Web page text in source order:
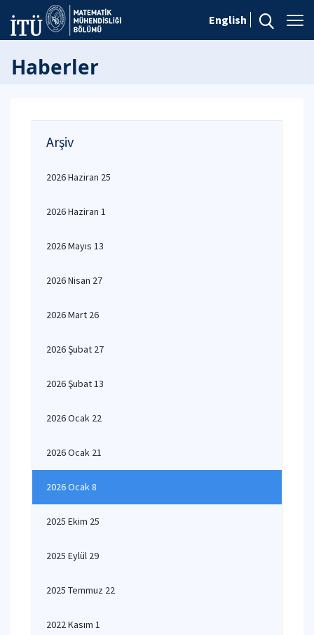
English
Haberler
Arşiv
2026 Haziran 25
2026 Haziran 1
2026 Mayıs 13
2026 Nisan 27
2026 Mart 26
2026 Şubat 27
2026 Şubat 13
2026 Ocak 22
2026 Ocak 21
2026 Ocak 8
2025 Ekim 25
2025 Eylül 29
2025 Temmuz 22
2022 Kasım 1